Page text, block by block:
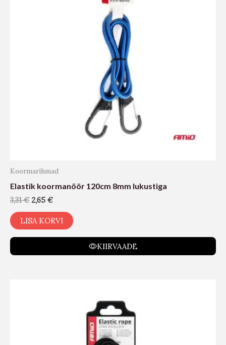
Koormarihmad
Elastik koormanöör 120cm 8mm lukustiga
3,31€ 2,65 €
LISA KORVI
KIIRVAADE